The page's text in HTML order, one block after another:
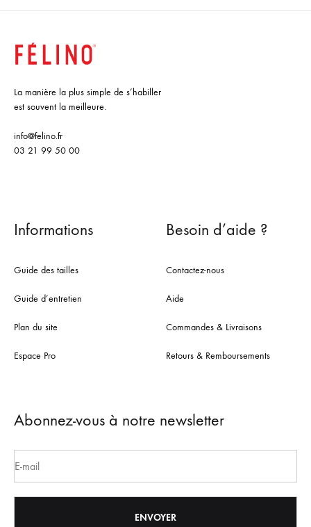
La manière la plus simple de s’habiller
est souvent la meilleure.
info@felino.fr
03 21 99 50 00
Informations
Guide des tailles
Guide d’entretien
Plan du site
Espace Pro
Besoin d’aide ?
Contactez-nous
Aide
Commandes & Livraisons
Retours & Remboursements
Abonnez-vous à notre newsletter